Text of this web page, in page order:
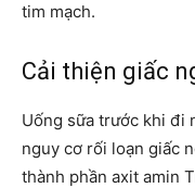
tim mạch.
Cải thiện giấc
Uống sữa trước khi đi
nguy cơ rối loạn giấc
thành phần axit amin